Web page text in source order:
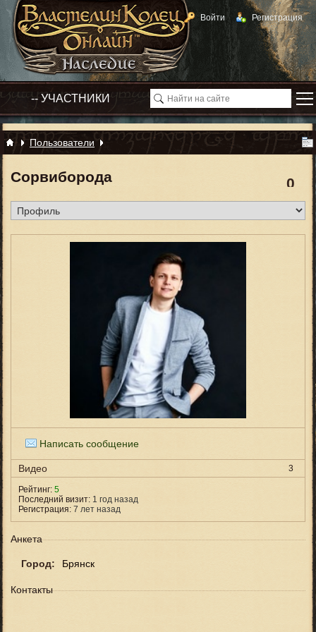
Войти Регистрация
Пользователи
0
Сорвиборода
Написать сообщение
Видео 3
Рейтинг: 5
Последний визит: 1 год назад
Регистрация: 7 лет назад
Анкета
Город: Брянск
Контакты